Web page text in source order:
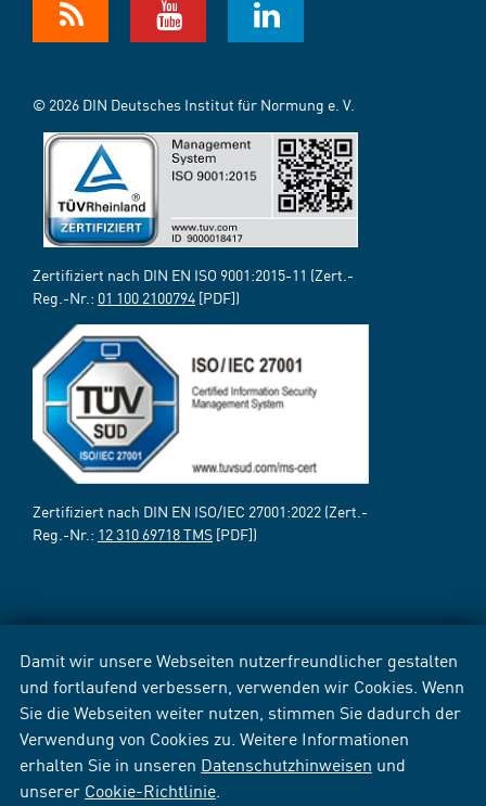
Damit wir unsere Webseiten nutzerfreundlicher gestalten
und fortlaufend verbessern, verwenden wir Cookies. Wenn
Sie die Webseiten weiter nutzen, stimmen Sie dadurch der
Verwendung von Cookies zu. Weitere Informationen
erhalten Sie in unseren Datenschutzhinweisen und
unserer Cookie-Richtlinie
© 2026 DIN Deutsches Institut für Normung e. V.
Zertifiziert nach DIN EN ISO 9001:2015-11 (Zert.-
Reg.-Nr.: 01 100 2100794 [PDF])
Zertifiziert nach DIN EN ISO/IEC 27001:2022 (Zert.-
Reg.-Nr.: 12 310 69718 TMS [PDF])